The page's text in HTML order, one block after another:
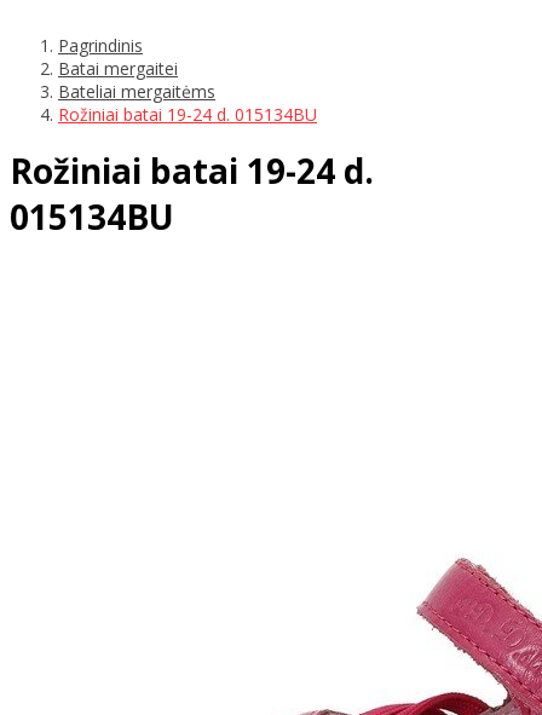
Pagrindinis
Batai mergaitei
Bateliai mergaitėms
Rožiniai batai 19-24 d. 015134BU
Rožiniai batai 19-24 d.
015134BU